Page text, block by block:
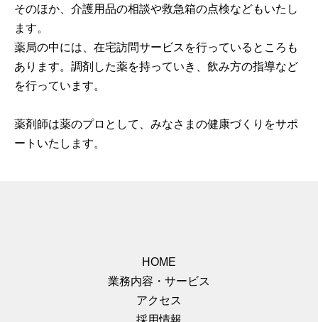
そのほか、介護用品の相談や救急箱の点検などもいたし
ます。
薬局の中には、在宅訪問サービスを行っているところも
あります。調剤した薬を持っていき、飲み方の指導など
を行っています。
薬剤師は薬のプロとして、みなさまの健康づくりをサポ
ートいたします。
HOME
業務内容・サービス
アクセス